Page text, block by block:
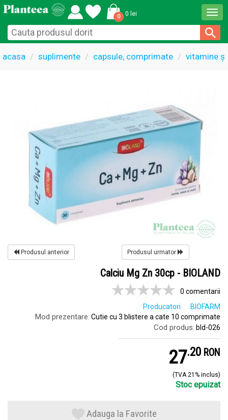
0 0 lei
acasa suplimente capsule, comprimate vitamine
Produsul anterior Produsul urmator
Calciu Mg Zn 30cp - BIOLAND
0 comentarii
Producatori
BIOFARM
Mod prezentare: Cutie cu 3 blistere a cate 10 comprimate
Cod produs: bld-026
27.2 RON
(TVA 21% inclus)
Stoc epuizat
Adauga la Favorite